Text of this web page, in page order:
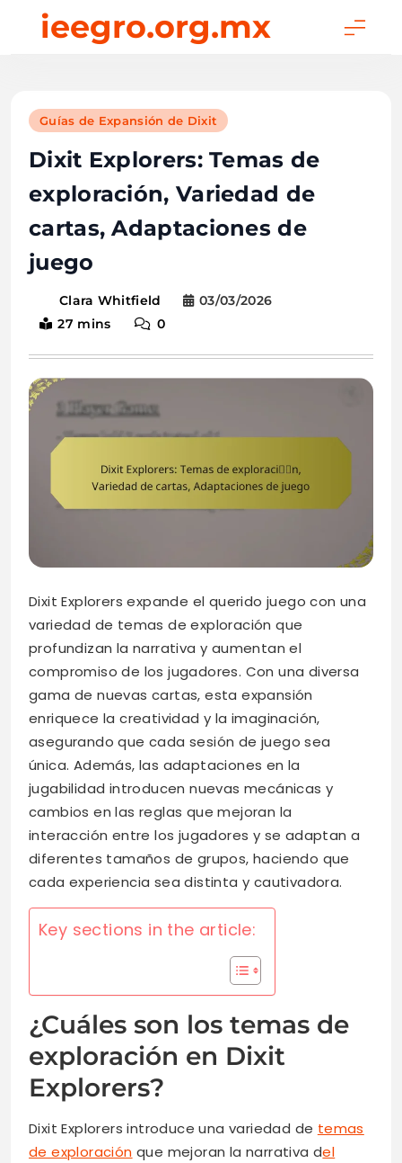
ieegro.org.mx
Guías de Expansión de Dixit
Dixit Explorers: Temas de
exploración, Variedad de
cartas, Adaptaciones de
juego
Clara Whitfield
03/03/2026
27 mins
0
Dixit Explorers expande el querido juego con una
variedad de temas de exploración que
profundizan la narrativa y aumentan el
compromiso de los jugadores. Con una diversa
gama de nuevas cartas, esta expansión
enriquece la creatividad y la imaginación,
asegurando que cada sesión de juego sea
única. Además, las adaptaciones en la
jugabilidad introducen nuevas mecánicas y
cambios en las reglas que mejoran la
interacción entre los jugadores y se adaptan a
diferentes tamaños de grupos, haciendo que
cada experiencia sea distinta y cautivadora.
Key sections in the article:
¿Cuáles son los temas de
exploración en Dixit
Explorers?
Dixit Explorers introduce una variedad de temas
de exploración que mejoran la narrativa del